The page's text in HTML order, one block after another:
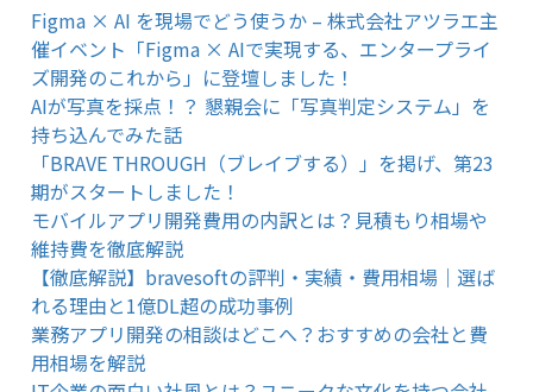
Figma × AI を現場でどう使うか – 株式会社アツラエ主
催イベント「Figma × AIで実現する、エンタープライ
ズ開発のこれから」に登壇しました！
AIが写真を採点！？ 懇親会に「写真判定システム」を
持ち込んでみた話
「BRAVE THROUGH（ブレイブする）」を掲げ、第23
期がスタートしました！
モバイルアプリ開発費用の内訳とは？見積もり相場や
維持費を徹底解説
【徹底解説】bravesoftの評判・実績・費用相場｜選ば
れる理由と1億DL超の成功事例
業務アプリ開発の相談はどこへ？おすすめの会社と費
用相場を解説